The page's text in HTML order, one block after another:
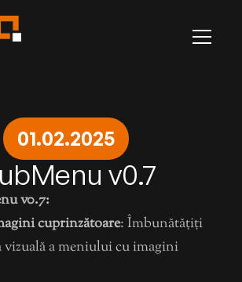
Qubs
01.02.2025
v0.7
v0.7:
cuprinzătoare: Îmbunătățiți
vizuală a meniului cu imagini